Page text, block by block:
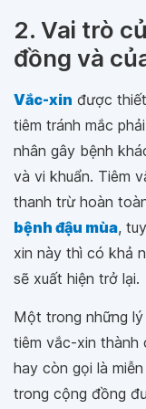
2. Vai trò
đồng và
Vắc-xin được
tiêm tránh mắc
nhân gây bệnh
và vi khuẩn. Tiêm
thanh trừ hoàn
bệnh đậu mùa,
xin này thì có khả
sẽ xuất hiện trở lại.
Một trong những
tiêm vắc-xin thành
hay còn gọi là
trong cộng đồng